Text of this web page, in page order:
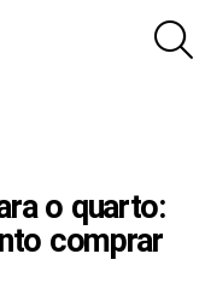
o quarto:
comprar